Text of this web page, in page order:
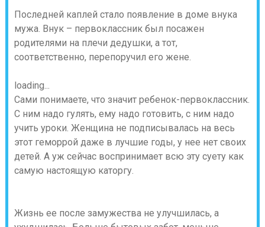
Последней каплей стало появление в доме внука
мужа. Внук – первоклассник был посажен
родителями на плечи дедушки, а тот,
соответственно, перепоручил его жене.
loading...
Сами понимаете, что значит ребенок-первоклассник.
С ним надо гулять, ему надо готовить, с ним надо
учить уроки. Женщина не подписывалась на весь
этот геморрой даже в лучшие годы, у нее нет своих
детей. А уж сейчас воспринимает всю эту суету как
самую настоящую каторгу.
Жизнь ее после замужества не улучшилась, а